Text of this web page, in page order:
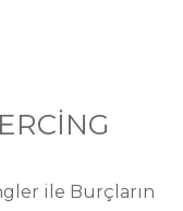
ile Burçların